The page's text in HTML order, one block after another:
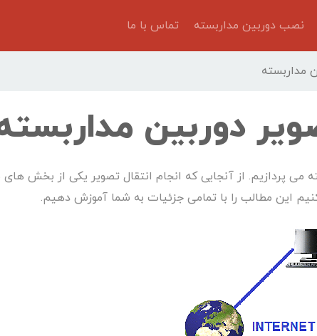
نصب دوربین مداربسته تماس با ما
مداربسته
دوربین
می پردازیم. از آنجایی که انجام انتقال تصویر یکی از بخش های
این مطالب را با تمامی جزئیات به شما آموزش دهیم.